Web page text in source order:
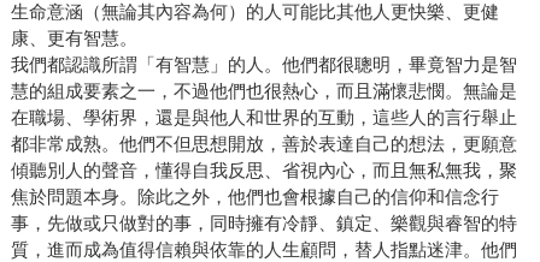
生命意涵（無論其內容為何）的人可能比其他人更快樂、更健
康、更有智慧。
我們都認識所謂「有智慧」的人。他們都很聰明，畢竟智力是智
慧的組成要素之一，不過他們也很熱心，而且滿懷悲憫。無論是
在職場、學術界，還是與他人和世界的互動，這些人的言行舉止
都非常成熟。他們不但思想開放，善於表達自己的想法，更願意
傾聽別人的聲音，懂得自我反思、省視內心，而且無私無我，聚
焦於問題本身。除此之外，他們也會根據自己的信仰和信念行
事，先做或只做對的事，同時擁有冷靜、鎮定、樂觀與睿智的特
質，進而成為值得信賴與依靠的人生顧問，替人指點迷津。他們